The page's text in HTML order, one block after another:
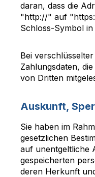
daran, dass die
"http://" auf
Schloss-Symbol
Bei
Zahlungsdaten,
von Dritten
Auskunft,
Sie haben im
gesetzlichen
auf unentgeltliche
gespeicherten
deren Herkunft